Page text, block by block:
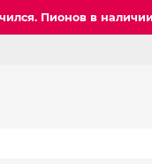
Пионов в